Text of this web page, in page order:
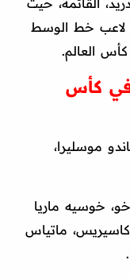
القائمة، حيث
لاعب خط الوسط
العالم.
في كأس
موسليرا،
خوسيه ماريا
كاسيريس، ماتياس